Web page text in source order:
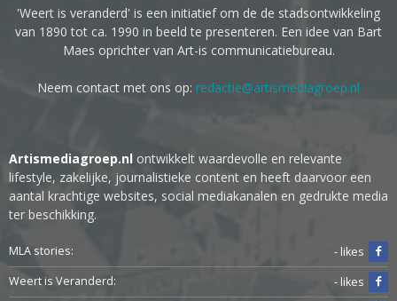
'Weert is veranderd' is een initiatief om de de stadsontwikkeling
van 1890 tot ca. 1990 in beeld te presenteren. Een idee van Bart
Maes oprichter van Art-is communicatiebureau.
Neem contact met ons op: redactie@artismediagroep.nl
Artismediagroep.nl ontwikkelt waardevolle en relevante
lifestyle, zakelijke, journalistieke content en heeft daarvoor een
aantal krachtige websites, social mediakanalen en gedrukte media
ter beschikking.
MLA stories:
- likes
Weert is Veranderd:
- likes